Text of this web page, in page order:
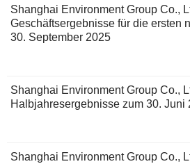
Shanghai Environment Group Co.,
Geschäftsergebnisse für die ersten
30. September 2025
Shanghai Environment Group Co.,
Halbjahresergebnisse zum 30. Juni
Shanghai Environment Group Co.,